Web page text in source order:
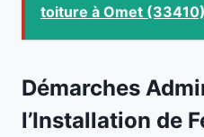
toiture à Omet (33410)
Démarches
l’Installation de